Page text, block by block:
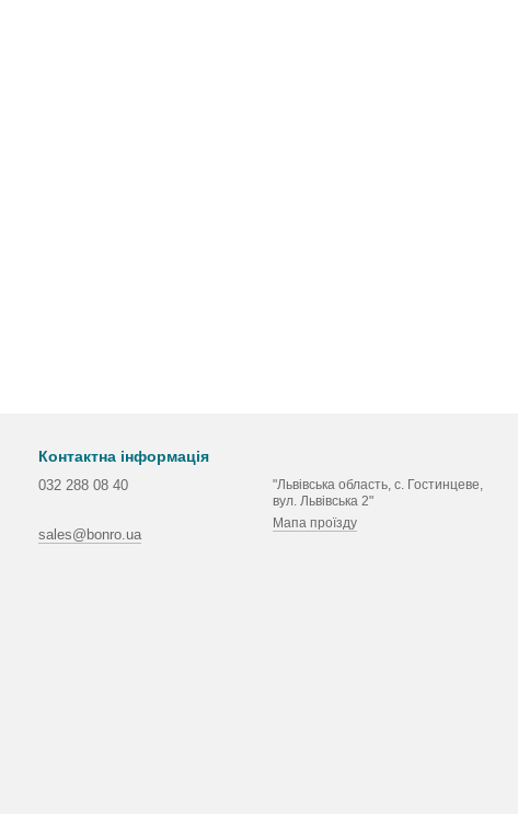
Контактна інформація
032 288 08 40
sales@bonro.ua
"Львівська область, с. Гостинцеве,
вул. Львівська 2"
Мапа проїзду